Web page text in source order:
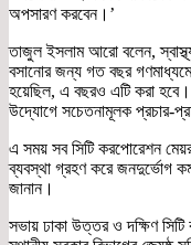
অপসারণ করবেন।’
তাজুল ইসলাম আরো বলেন,
বসানোর জন্য গত বছর
হয়েছিল, এ বছরও এটি করা
উদ্যোগে সচেতনামূলক প্রচার-
এ সময় সব সিটি করপোরেশন
ব্যবস্থা গ্রহণ করে জনদুর্ভোগ
জানান।
সভায় ঢাকা উত্তর ও দক্ষিণ